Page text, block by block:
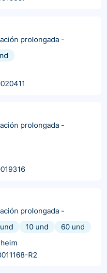
prolongada -
prolongada -
prolongada -
10 und
60 und
R2